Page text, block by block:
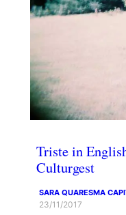
Triste in
Culturgest
SARA QUARESMA
23/11/2017